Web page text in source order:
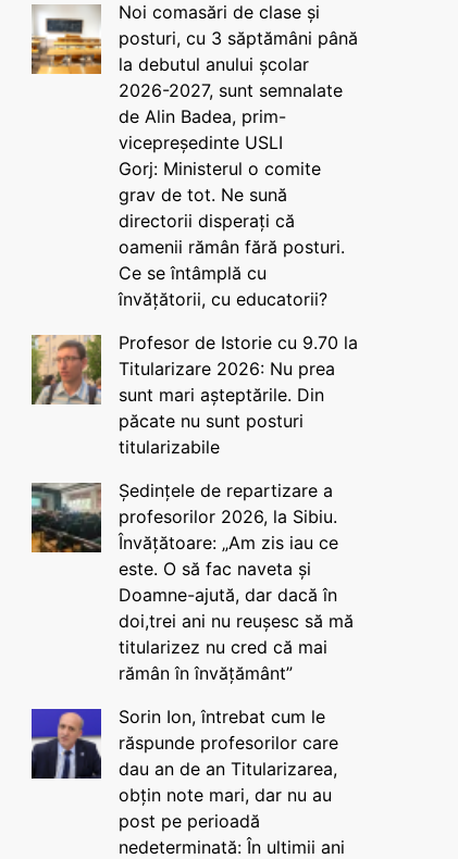
Noi comasări de clase și
posturi, cu 3 săptămâni până
la debutul anului școlar
2026-2027, sunt semnalate
de Alin Badea, prim-
vicepreședinte USLI
Gorj: Ministerul o comite
grav de tot. Ne sună
directorii disperați că
oamenii rămân fără posturi.
Ce se întâmplă cu
învățătorii, cu educatorii?
Profesor de Istorie cu 9.70 la
Titularizare 2026: Nu prea
sunt mari așteptările. Din
păcate nu sunt posturi
titularizabile
Ședințele de repartizare a
profesorilor 2026, la Sibiu.
Învățătoare: „Am zis iau ce
este. O să fac naveta și
Doamne-ajută, dar dacă în
doi,trei ani nu reușesc să mă
titularizez nu cred că mai
rămân în învățământ”
Sorin Ion, întrebat cum le
răspunde profesorilor care
dau an de an Titularizarea,
obțin note mari, dar nu au
post pe perioadă
nedeterminată: În ultimii ani